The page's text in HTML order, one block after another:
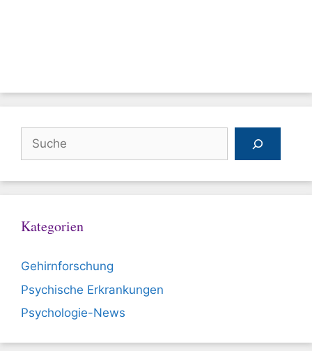
Suchen
Kategorien
Gehirnforschung
Psychische Erkrankungen
Psychologie-News